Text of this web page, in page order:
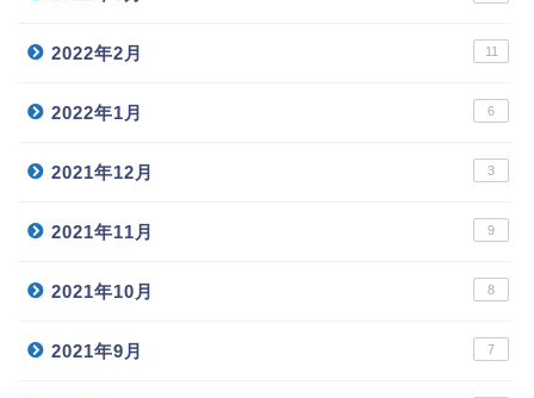
2022年2月 11
2022年1月 6
2021年12月 3
2021年11月 9
2021年10月 8
2021年9月 7